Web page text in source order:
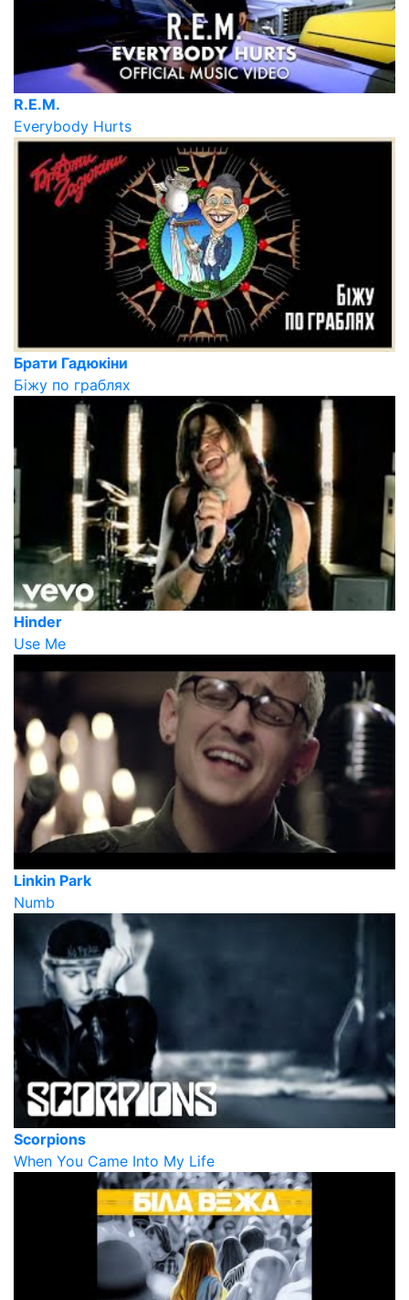
R.E.M.
Everybody Hurts
Брати Гадюкіни
Біжу по граблях
Hinder
Use Me
Linkin Park
Numb
Scorpions
When You Came Into My Life